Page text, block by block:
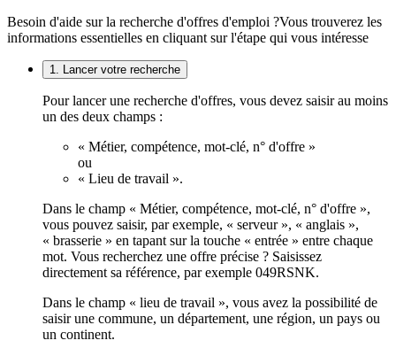
Besoin d'aide sur la recherche d'offres d'emploi ?Vous trouverez les
informations essentielles en cliquant sur l'étape qui vous intéresse
1. Lancer votre recherche
Pour lancer une recherche d'offres, vous devez saisir au moins
un des deux champs :
« Métier, compétence, mot-clé, n° d'offre »
ou
« Lieu de travail ».
Dans le champ « Métier, compétence, mot-clé, n° d'offre »,
vous pouvez saisir, par exemple, « serveur », « anglais »,
« brasserie » en tapant sur la touche « entrée » entre chaque
mot. Vous recherchez une offre précise ? Saisissez
directement sa référence, par exemple 049RSNK.
Dans le champ « lieu de travail », vous avez la possibilité de
saisir une commune, un département, une région, un pays ou
un continent.